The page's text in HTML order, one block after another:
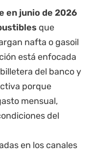
en junio de 2026
que
nafta o gasoil
está enfocada
del banco y
porque
mensual,
del
en los canales